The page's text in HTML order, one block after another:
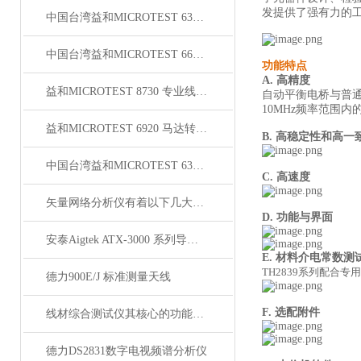
中国台湾益和MICROTEST 6377/8/9阻抗分析仪
中国台湾益和MICROTEST 6632 精密阻抗分析仪
益和MICROTEST 8730 专业线材测试仪
益和MICROTEST 6920 马达转子测试系统
中国台湾益和MICROTEST 6374 LCR测试仪
矢量网络分析仪有着以下几大核心特点
安泰Aigtek ATX-3000 系列导通线束测试仪
德力900E/J 标准测量天线
线材综合测试仪其核心的功能是什么呢？
德力DS2831数字电视频谱分析仪
发提供了强有力的
功能特点
A. 高精度
自动平衡电桥与普
10MHz频率范围内
B. 高稳定性和高一
C. 高速度
D. 功能与界面
E. 材料介电常数测
TH2839系列配合专
F. 选配附件